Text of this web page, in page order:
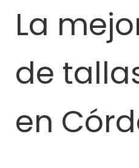
NIÑOS
La
de
en